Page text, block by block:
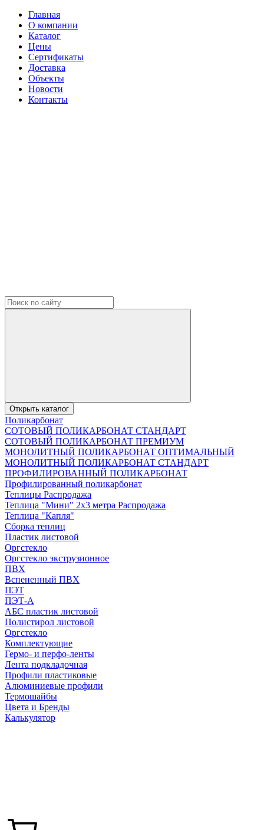
Главная
О компании
Каталог
Цены
Сертификаты
Доставка
Объекты
Новости
Контакты
Открыть каталог
Поликарбонат
СОТОВЫЙ ПОЛИКАРБОНАТ СТАНДАРТ
СОТОВЫЙ ПОЛИКАРБОНАТ ПРЕМИУМ
МОНОЛИТНЫЙ ПОЛИКАРБОНАТ ОПТИМАЛЬНЫЙ
МОНОЛИТНЫЙ ПОЛИКАРБОНАТ СТАНДАРТ
ПРОФИЛИРОВАННЫЙ ПОЛИКАРБОНАТ
Профилированный поликарбонат
Теплицы Распродажа
Теплица "Мини" 2х3 метра Распродажа
Теплица "Капля"
Сборка теплиц
Пластик листовой
Оргстекло
Оргстекло экструзионное
ПВХ
Вспененный ПВХ
ПЭТ
ПЭТ-А
АБС пластик листовой
Полистирол листовой
Оргстекло
Комплектующие
Гермо- и перфо-ленты
Лента подкладочная
Профили пластиковые
Алюминиевые профили
Термошайбы
Цвета и Бренды
Калькулятор